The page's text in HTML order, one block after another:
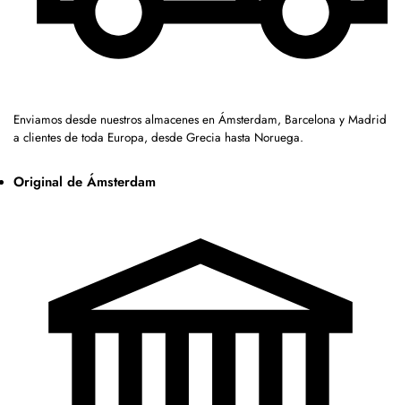
Enviamos desde nuestros almacenes en Ámsterdam, Barcelona y Madrid
a clientes de toda Europa, desde Grecia hasta Noruega.
Original de Ámsterdam